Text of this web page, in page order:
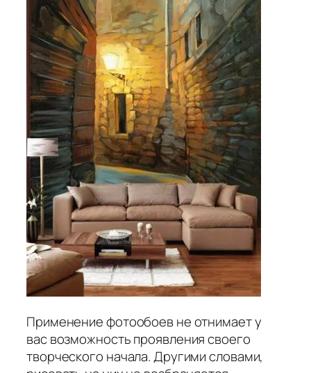
Применение фотообоев не отнимает у
вас возможность проявления своего
творческого начала. Другими словами,